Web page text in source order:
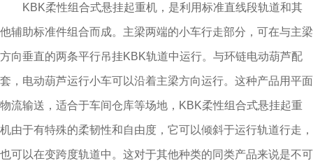
KBK柔性组合式悬挂起重机，是利用标准直线段轨道和其
他辅助标准件组合而成。主梁两端的小车行走部分，可在与主梁
方向垂直的两条平行吊挂KBK轨道中运行。与环链电动葫芦配
套，电动葫芦运行小车可以沿着主梁方向运行。这种产品用平面
物流输送，适合于车间仓库等场地，KBK柔性组合式悬挂起重
机由于有特殊的柔韧性和自由度，它可以倾斜于运行轨道行走，
也可以在变跨度轨道中。这对于其他种类的同类产品来说是不可